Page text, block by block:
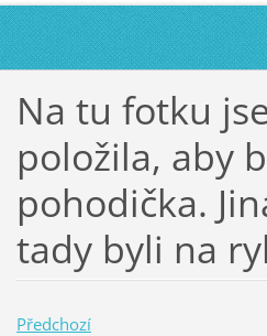
Na tu fotku
položila, aby
pohodička.
tady byli na
Předchozí